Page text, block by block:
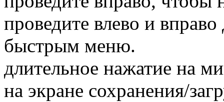
проведите влево и
быстрым меню.
длительное нажатие на
на экране сохранения/